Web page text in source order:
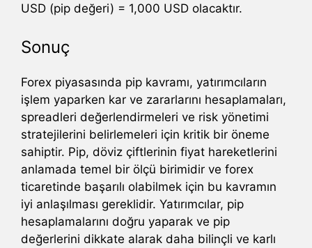
USD (pip değeri) = 1,000 USD olacaktır.
Sonuç
Forex piyasasında pip kavramı, yatırımcıların
işlem yaparken kar ve zararlarını hesaplamaları,
spreadleri değerlendirmeleri ve risk yönetimi
stratejilerini belirlemeleri için kritik bir öneme
sahiptir. Pip, döviz çiftlerinin fiyat hareketlerini
anlamada temel bir ölçü birimidir ve forex
ticaretinde başarılı olabilmek için bu kavramın
iyi anlaşılması gereklidir. Yatırımcılar, pip
hesaplamalarını doğru yaparak ve pip
değerlerini dikkate alarak daha bilinçli ve karlı